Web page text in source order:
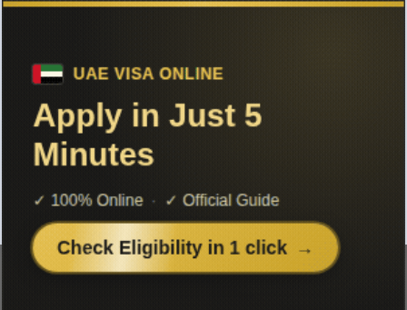
Чтобы не терять с нами связь,
подписывайся на наш
«Клан девяти» ТВ-1
Добавленно: 28 марта 2022 | Серии: [12 из 12]
Девятое племя
2022
Жанр:Спорт